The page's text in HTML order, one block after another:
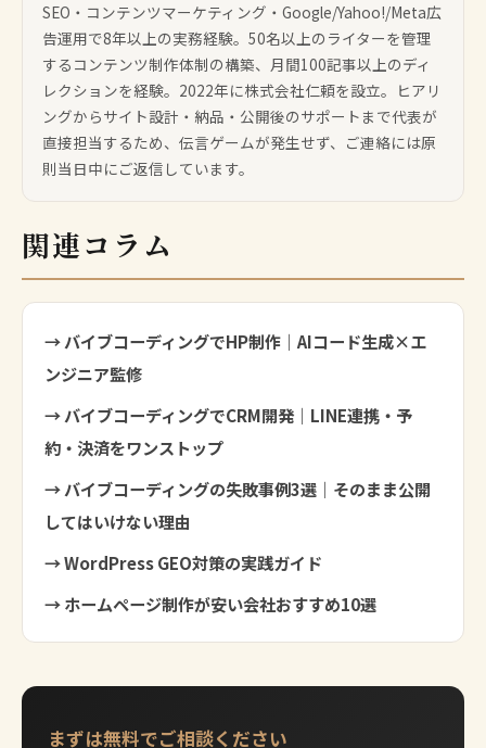
SEO・コンテンツマーケティング・Google/Yahoo!/Meta広
告運用で8年以上の実務経験。50名以上のライターを管理
するコンテンツ制作体制の構築、月間100記事以上のディ
レクションを経験。2022年に株式会社仁頼を設立。ヒアリ
ングからサイト設計・納品・公開後のサポートまで代表が
直接担当するため、伝言ゲームが発生せず、ご連絡には原
則当日中にご返信しています。
関連コラム
→ バイブコーディングでHP制作｜AIコード生成×エ
ンジニア監修
→ バイブコーディングでCRM開発｜LINE連携・予
約・決済をワンストップ
→ バイブコーディングの失敗事例3選｜そのまま公開
してはいけない理由
→ WordPress GEO対策の実践ガイド
→ ホームページ制作が安い会社おすすめ10選
まずは無料でご相談ください